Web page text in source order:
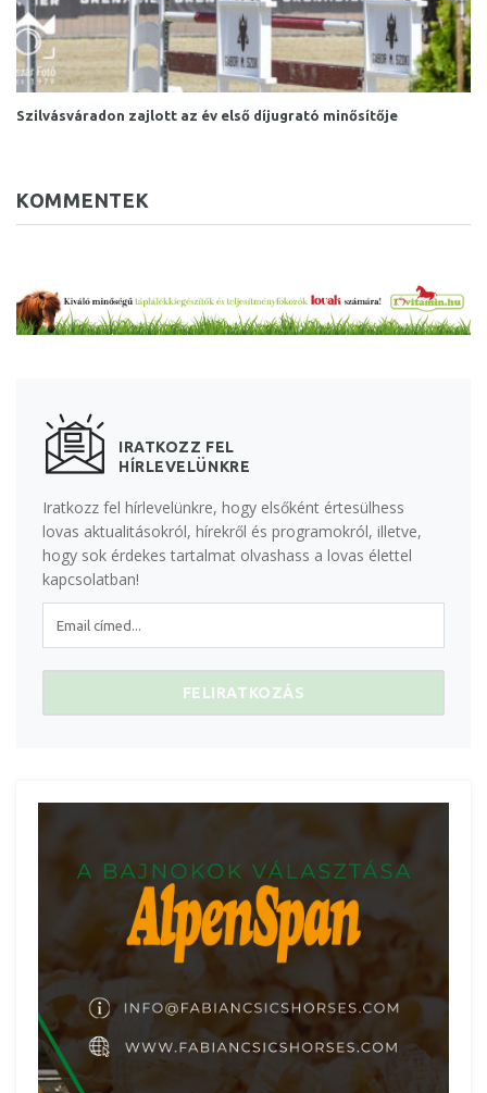
Szilvásváradon zajlott az év első díjugrató minősítője
KOMMENTEK
IRATKOZZ FEL
HÍRLEVELÜNKRE
Iratkozz fel hírlevelünkre, hogy elsőként értesülhess
lovas aktualitásokról, hírekről és programokról, illetve,
hogy sok érdekes tartalmat olvashass a lovas élettel
kapcsolatban!